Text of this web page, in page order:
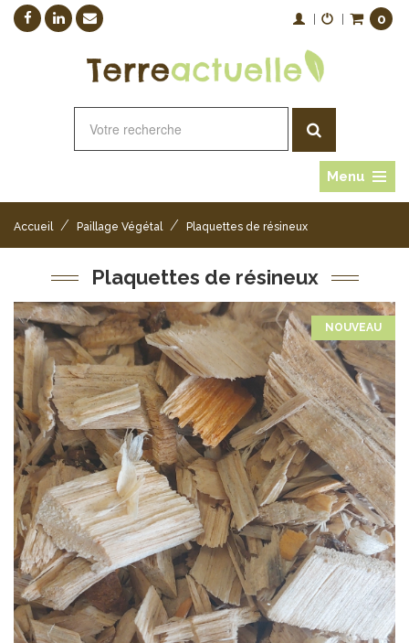
0
Menu
Accueil / Paillage Végétal / Plaquettes de résineux
Plaquettes de résineux
NOUVEAU